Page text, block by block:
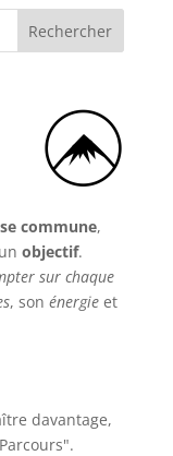
commune,
objectif.
sur chaque
, son énergieet
davantage,